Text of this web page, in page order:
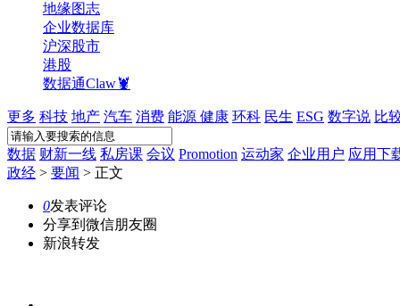
地缘图志
企业数据库
沪深股市
港股
数据通Claw🦞
更多 科技 地产 汽车 消费 能源 健康 环科 民生 ESG 数字说 比
数据 财新一线 私房课 会议 Promotion 运动家 企业用户 应用下
政经 > 要闻 > 正文
0发表评论
分享到微信朋友圈
新浪转发